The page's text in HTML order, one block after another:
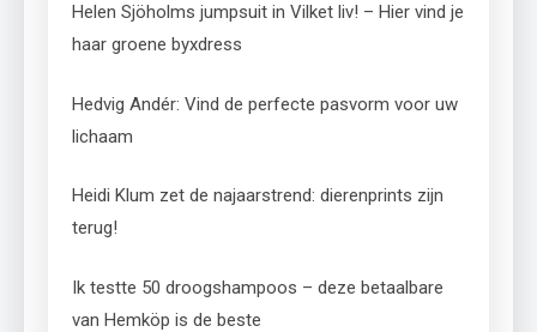
Helen Sjöholms jumpsuit in Vilket liv! – Hier vind je
haar groene byxdress
Hedvig Andér: Vind de perfecte pasvorm voor uw
lichaam
Heidi Klum zet de najaarstrend: dierenprints zijn
terug!
Ik testte 50 droogshampoos – deze betaalbare
van Hemköp is de beste